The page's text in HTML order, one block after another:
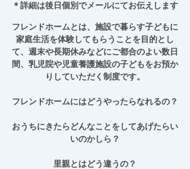
＊詳細は後日個別でメールにてお伝えします
フレンドホームとは、施設で暮らす子どもに
家庭生活を体験してもらうことを目的とし
て、週末や長期休みなどにご都合のよい数日
間、乳児院や児童養護施設の子どもをお預か
りしていただく制度です。
フレンドホームにはどうやったらなれるの？
おうちにきたらどんなことをしてあげたらい
いのかしら？
里親とはどう違うの？